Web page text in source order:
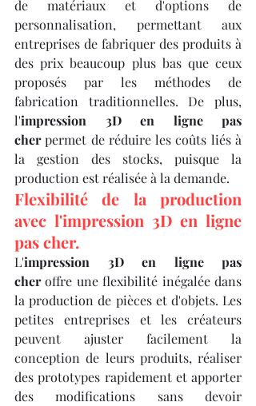
de matériaux et d'options de
personnalisation, permettant aux
entreprises de fabriquer des produits à
des prix beaucoup plus bas que ceux
proposés par les méthodes de
fabrication traditionnelles. De plus,
l'impression 3D en ligne pas
cher permet de réduire les coûts liés à
la gestion des stocks, puisque la
production est réalisée à la demande.
Flexibilité de la production
avec l'impression 3D en ligne
pas cher.
L'impression 3D en ligne pas
cher offre une flexibilité inégalée dans
la production de pièces et d'objets. Les
petites entreprises et les créateurs
peuvent ajuster facilement la
conception de leurs produits, réaliser
des prototypes rapidement et apporter
des modifications sans devoir